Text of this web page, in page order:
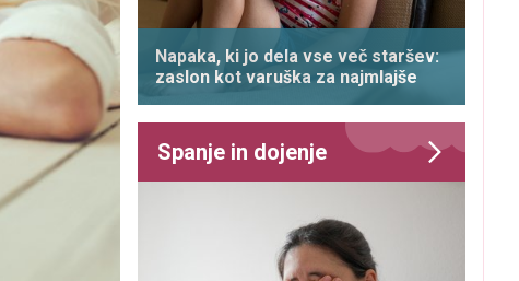
Napaka, ki jo dela vse več staršev:
zaslon kot varuška za najmlajše
Spanje in dojenje